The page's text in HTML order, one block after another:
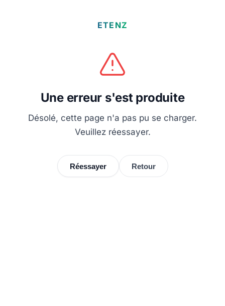
ETENZ
Une erreur s'est produite
Désolé, cette page n'a pas pu se charger.
Veuillez réessayer.
Réessayer Retour